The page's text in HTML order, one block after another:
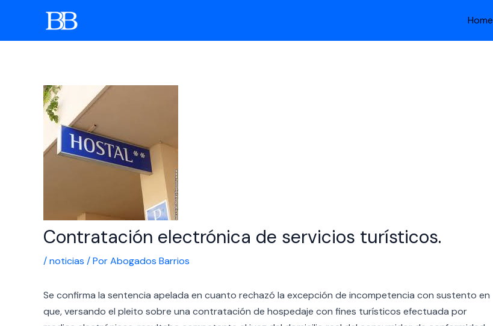
contenido
Home
Contratación electrónica de servicios turísticos.
/noticias / PorAbogados Barrios
Se confirma la sentencia apelada en cuanto rechazó la excepción de incompetencia con sustento en
que, versando el pleito sobre una contratación de hospedaje con fines turísticos efectuada por